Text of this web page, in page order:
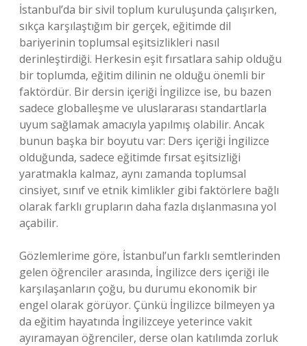
İstanbul’da bir sivil toplum kuruluşunda çalışırken,
sıkça karşılaştığım bir gerçek, eğitimde dil
bariyerinin toplumsal eşitsizlikleri nasıl
derinleştirdiği. Herkesin eşit fırsatlara sahip olduğu
bir toplumda, eğitim dilinin ne olduğu önemli bir
faktördür. Bir dersin içeriği İngilizce ise, bu bazen
sadece globalleşme ve uluslararası standartlarla
uyum sağlamak amacıyla yapılmış olabilir. Ancak
bunun başka bir boyutu var: Ders içeriği İngilizce
olduğunda, sadece eğitimde fırsat eşitsizliği
yaratmakla kalmaz, aynı zamanda toplumsal
cinsiyet, sınıf ve etnik kimlikler gibi faktörlere bağlı
olarak farklı grupların daha fazla dışlanmasına yol
açabilir.
Gözlemlerime göre, İstanbul’un farklı semtlerinden
gelen öğrenciler arasında, İngilizce ders içeriği ile
karşılaşanların çoğu, bu durumu ekonomik bir
engel olarak görüyor. Çünkü İngilizce bilmeyen ya
da eğitim hayatında İngilizceye yeterince vakit
ayıramayan öğrenciler, derse olan katılımda zorluk